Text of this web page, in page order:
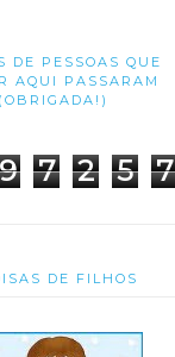
DE PESSOAS QUE
AQUI PASSARAM
(OBRIGADA!)
7 2 5 7
DE FILHOS